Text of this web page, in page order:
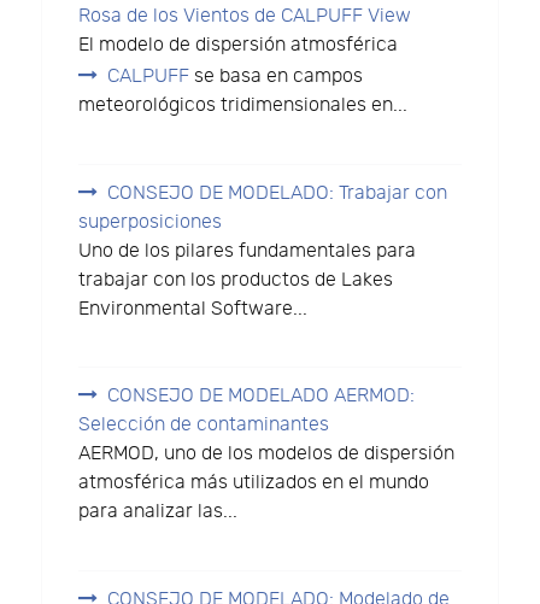
Rosa de los Vientos de CALPUFF View
El modelo de dispersión atmosférica
CALPUFF se basa en campos
meteorológicos tridimensionales en...
CONSEJO DE MODELADO: Trabajar con
superposiciones
Uno de los pilares fundamentales para
trabajar con los productos de Lakes
Environmental Software...
CONSEJO DE MODELADO AERMOD:
Selección de contaminantes
AERMOD, uno de los modelos de dispersión
atmosférica más utilizados en el mundo
para analizar las...